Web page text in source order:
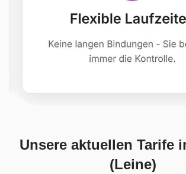
Unsere aktuellen Tarife
(Leine)